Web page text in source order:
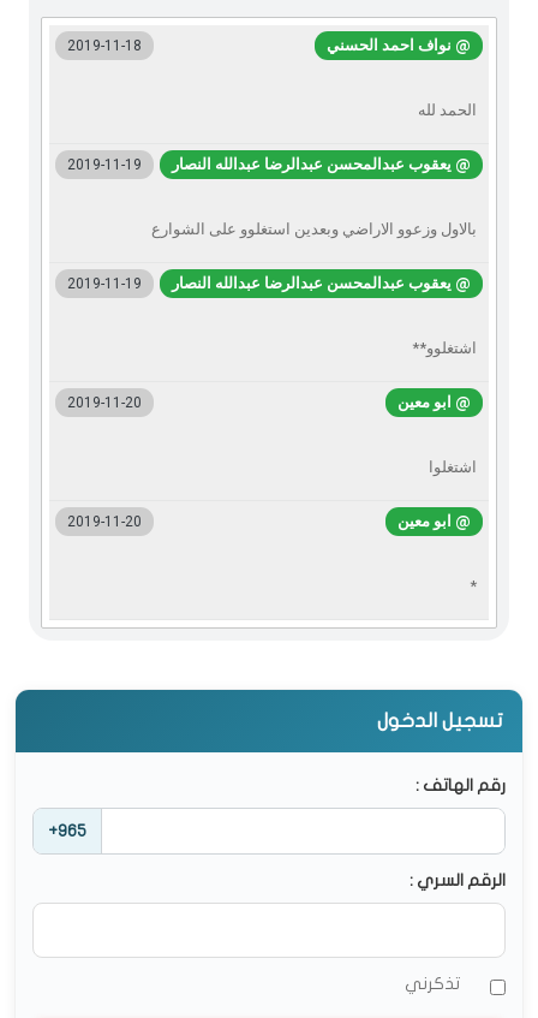
@ نواف احمد الحسني 2019-11-18
الحمد لله
@ يعقوب عبدالمحسن عبدالرضا عبدالله النصار 2019-11-19
بالاول وزعوو الاراضي وبعدين استغلوو على الشوارع
@ يعقوب عبدالمحسن عبدالرضا عبدالله النصار 2019-11-19
اشتغلوو**
@ ابو معين 2019-11-20
اشتغلوا
@ ابو معين 2019-11-20
*
تسجيل الدخول
رقم الهاتف :
+965
الرقم السري :
تذكرني